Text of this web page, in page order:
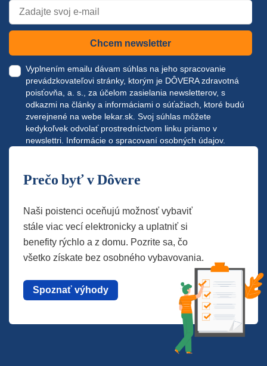
Chcem newsletter
Vyplnením emailu dávam súhlas na jeho spracovanie
prevádzkovateľovi stránky, ktorým je DÔVERA zdravotná
poisťovňa, a. s., za účelom zasielania newsletterov, s
odkazmi na články a informáciami o súťažiach, ktoré budú
zverejnené na webe lekar.sk. Svoj súhlas môžete
kedykoľvek odvolať prostredníctvom linku priamo v
newslettri. Informácie o spracovaní osobných údajov.
Prečo byť v Dôvere
Naši poistenci oceňujú možnosť vybaviť
stále viac vecí elektronicky a uplatniť si
benefity rýchlo a z domu. Pozrite sa, čo
všetko získate bez osobného vybavovania.
Spoznať výhody